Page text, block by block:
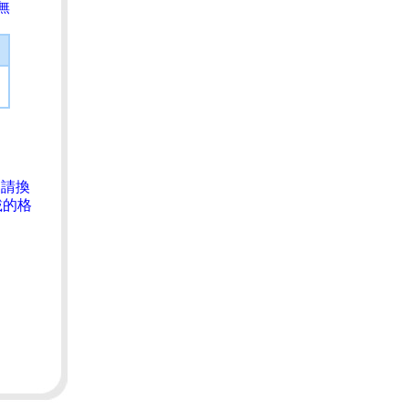
換
格